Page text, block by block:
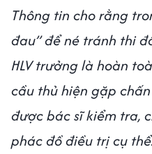
Thông tin cho rằng
đau” để né tránh thi
HLV trưởng là hoàn
cầu thủ hiện gặp
được bác sĩ kiểm tra,
phác đồ điều trị cụ